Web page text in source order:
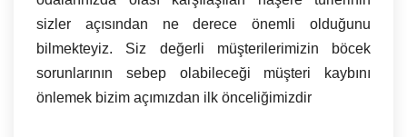
sizler açısından ne derece önemli olduğunu
bilmekteyiz. Siz değerli müşterilerimizin böcek
sorunlarının sebep olabileceği müşteri kaybını
önlemek bizim açımızdan ilk önceliğimizdir